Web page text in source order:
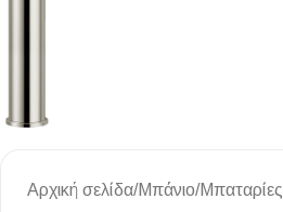
Αρχική σελίδα/Μπάνιο/Μπαταρίες